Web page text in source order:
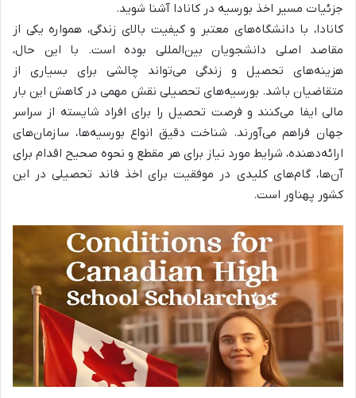
جزئیات مسیر اخذ بورسیه در کانادا آشنا شوید.
کانادا، با دانشگاه‌های معتبر و کیفیت بالای زندگی، همواره یکی از
مقاصد اصلی دانشجویان بین‌المللی بوده است. با این حال،
هزینه‌های تحصیل و زندگی می‌تواند چالشی برای بسیاری از
متقاضیان باشد. بورسیه‌های تحصیلی نقش مهمی در کاهش این بار
مالی ایفا می‌کنند و فرصت تحصیل را برای افراد شایسته از سراسر
جهان فراهم می‌آورند. شناخت دقیق انواع بورسیه‌ها، سازمان‌های
ارائه‌دهنده، شرایط مورد نیاز برای هر مقطع و نحوه صحیح اقدام برای
آن‌ها، گام‌های کلیدی در موفقیت برای اخذ فاند تحصیلی در این
کشور پهناور است.